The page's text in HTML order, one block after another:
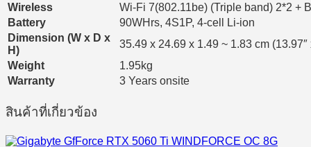
Wireless
Wi-Fi 7(802.11be) (Triple band) 2*2 +
Battery
90WHrs, 4S1P, 4-cell Li-ion
Dimension (W x D x
H)
35.49 x 24.69 x 1.49 ~ 1.83 cm (13.97″
Weight
1.95kg
Warranty
3 Years onsite
สินค้าที่เกี่ยวข้อง